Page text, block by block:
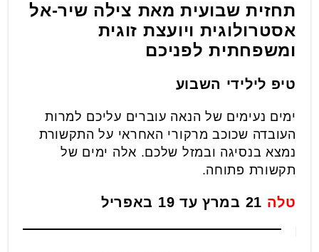
תחזית שבועית מאת צילה שיר-אל
אסטרולוגית ויועצת זוגית
ומשפחתית לפניכם
טיפ לילידי השבוע
ימים נעימים של הנאה עוברים עליכם למרות
העובדה שכוכב מרקורי האחראי על התקשורת
נמצא בנסיגה ובמזל שלכם. אלה ימים של
תקשורת פתוחה.
טלה